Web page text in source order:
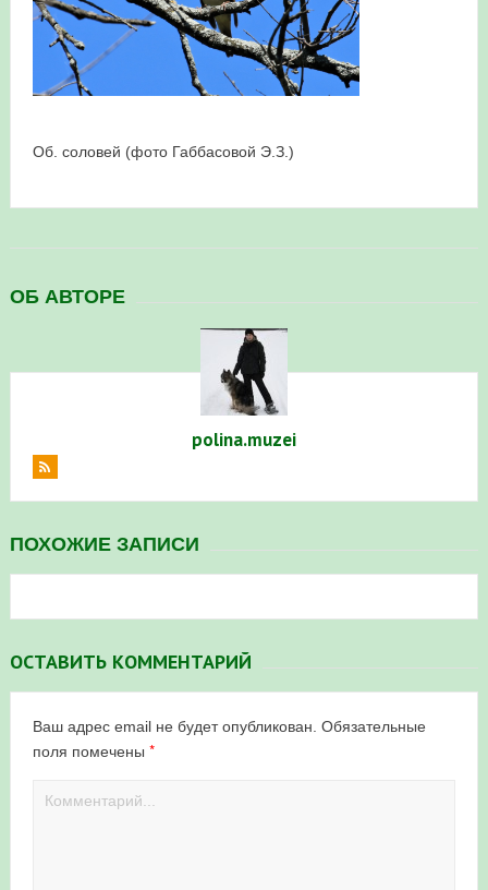
в Республике Башкортостан в 2026 году
Об. соловей (фото Габбасовой Э.З.)
ОБ АВТОРЕ
polina.muzei
ПОХОЖИЕ ЗАПИСИ
ОСТАВИТЬ КОММЕНТАРИЙ
Ваш адрес email не будет опубликован. Обязательные
поля помечены *